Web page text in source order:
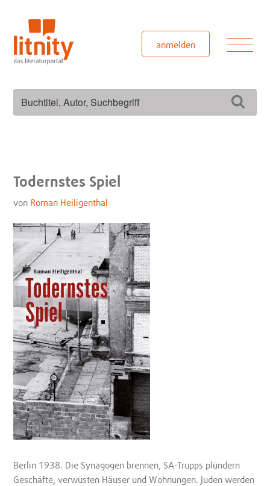
springen
anmelden
Todernstes Spiel
von Roman Heiligenthal
Berlin 1938. Die Synagogen brennen, SA-Trupps plündern
Geschäfte, verwüsten Häuser und Wohnungen. Juden werden